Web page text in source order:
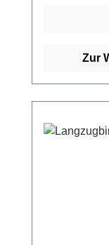
Zur